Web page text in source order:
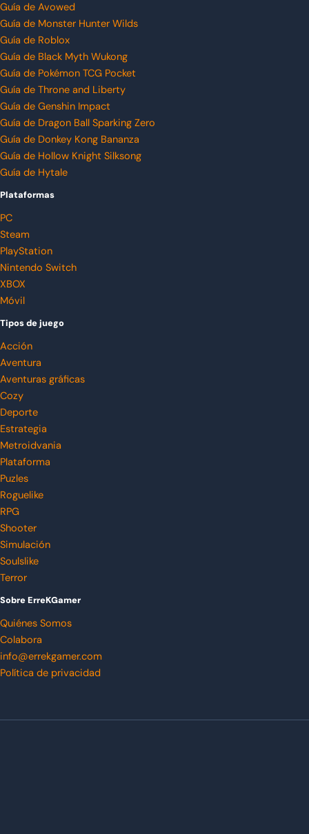
Guía de Avowed
Guía de Monster Hunter Wilds
Guía de Roblox
Guía de Black Myth Wukong
Guía de Pokémon TCG Pocket
Guía de Throne and Liberty
Guía de Genshin Impact
Guía de Dragon Ball Sparking Zero
Guía de Donkey Kong Bananza
Guía de Hollow Knight Silksong
Guía de Hytale
Plataformas
PC
Steam
PlayStation
Nintendo Switch
XBOX
Móvil
Tipos de juego
Acción
Aventura
Aventuras gráficas
Cozy
Deporte
Estrategia
Metroidvania
Plataforma
Puzles
Roguelike
RPG
Shooter
Simulación
Soulslike
Terror
Sobre ErreKGamer
Quiénes Somos
Colabora
info@errekgamer.com
Política de privacidad